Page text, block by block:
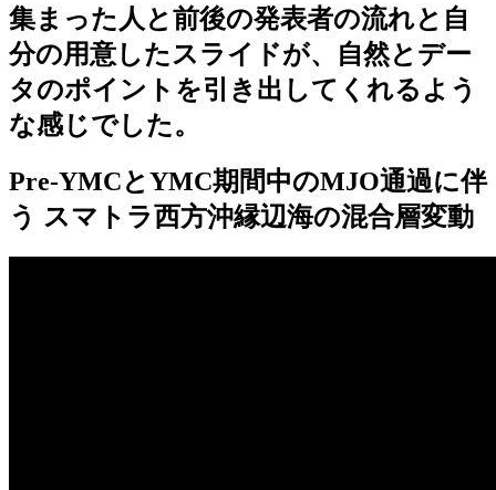
集まった人と前後の発表者の流れと自
分の用意したスライドが、自然とデー
タのポイントを引き出してくれるよう
な感じでした。
Pre-YMCとYMC期間中のMJO通過に伴
う スマトラ西方沖縁辺海の混合層変動